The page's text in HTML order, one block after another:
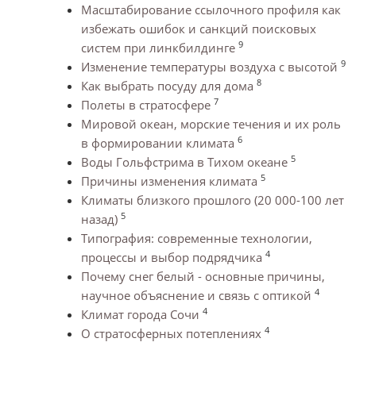
Масштабирование ссылочного профиля как
избежать ошибок и санкций поисковых
систем при линкбилдинге 9
Изменение температуры воздуха с высотой 9
Как выбрать посуду для дома 8
Полеты в стратосфере 7
Мировой океан, морские течения и их роль
в формировании климата 6
Воды Гольфстрима в Тихом океане 5
Причины изменения климата 5
Климаты близкого прошлого (20 000-100 лет
назад) 5
Типография: современные технологии,
процессы и выбор подрядчика 4
Почему снег белый - основные причины,
научное объяснение и связь с оптикой 4
Климат города Сочи 4
О стратосферных потеплениях 4